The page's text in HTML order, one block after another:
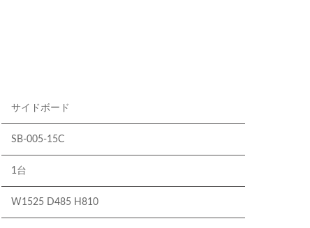
サイドボード
SB-005-15C
1台
W1525 D485 H810